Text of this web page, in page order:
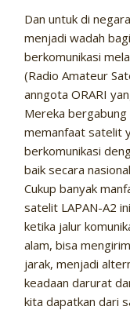
Dan untuk di
menjadi wadah
berkomunikasi
(Radio Amateur
anngota ORARI
Mereka
memanfaat satelit
berkomunikasi
baik secara
Cukup banyak
satelit LAPAN-A2
ketika jalur
alam, bisa
jarak, menjadi
keadaan darurat
kita dapatkan dari